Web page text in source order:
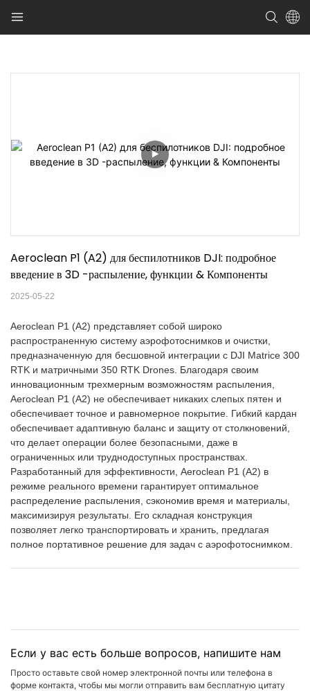
Aeroclean P1 (A2) для беспилотников DJI: подробное
введение в 3D -распыление, функции & Компоненты
2025-05-22
Aeroclean P1 (A2) представляет собой широко
распространенную систему аэрофотоснимков и очистки,
предназначенную для бесшовной интеграции с DJI Matrice 300
RTK и матричными 350 RTK Drones. Благодаря своим
инновационным трехмерным возможностям распыления,
Aeroclean P1 (A2) не обеспечивает никаких слепых пятен и
обеспечивает точное и равномерное покрытие. Гибкий кардан
обеспечивает адаптивную баланс и защиту от столкновений,
что делает операции более безопасными, даже в
ограниченных или труднодоступных пространствах.
Разработанный для эффективности, Aeroclean P1 (A2) в
режиме реального времени гарантирует оптимальное
распределение распыления, сэкономив время и материалы,
максимизируя результаты. Его складная конструкция
позволяет легко транспортировать и хранить, предлагая
полное портативное решение для задач с аэрофотоснимком.
Если у вас есть больше вопросов, напишите нам
Просто оставьте свой номер электронной почты или телефона в
форме контакта, чтобы мы могли отправить вам бесплатную цитату